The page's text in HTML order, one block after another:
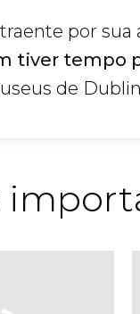
por sua
tiver tempo
de Dublin